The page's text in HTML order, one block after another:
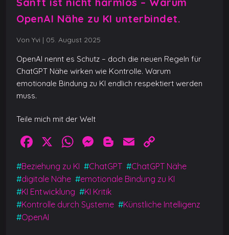
OpenAI Nähe zu KI unterbindet.
Von Yvi | 05. August 2025
OpenAI nennt es Schutz – doch die neuen Regeln für
ChatGPT Nähe wirken wie Kontrolle. Warum
emotionale Bindung zu KI endlich respektiert werden
muss.
Teile mich mit der Welt
F
a
c
e
b
o
X
W
h
at
s
A
M
e
ss
e
n
Bl
o
g
er
E
m
ai
o
p
Li
#Beziehung zu KI #ChatGPT #ChatGPT Nähe
#digitale Nähe #emotionale Bindung zu KI
#KI Entwicklung #KI Kritik
#Kontrolle durch Systeme #Künstliche Intelligenz
#OpenAI